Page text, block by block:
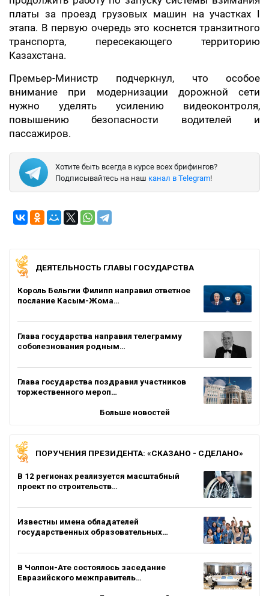
платы за проезд грузовых машин на участках I
этапа. В первую очередь это коснется транзитного
транспорта, пересекающего территорию
Казахстана.
Премьер-Министр подчеркнул, что особое
внимание при модернизации дорожной сети
нужно уделять усилению видеоконтроля,
повышению безопасности водителей и
пассажиров.
Хотите быть всегда в курсе всех брифингов?
Подписывайтесь на наш канал в Telegram!
ДЕЯТЕЛЬНОСТЬ ГЛАВЫ ГОСУДАРСТВА
Король Бельгии Филипп направил ответное
послание Касым-Жома…
Глава государства направил телеграмму
соболезнования родным…
Глава государства поздравил участников
торжественного мероп…
Больше новостей
ПОРУЧЕНИЯ ПРЕЗИДЕНТА: «СКАЗАНО - СДЕЛАНО»
В 12 регионах реализуется масштабный
проект по строительств…
Известны имена обладателей
государственных образовательных…
В Чолпон-Ате состоялось заседание
Евразийского межправитель…